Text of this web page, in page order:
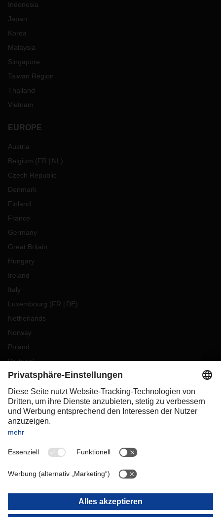
Indonesia
Japan
Korea
Malaysia
Singapore
Taiwan Region
Thailand
Vietnam
EUROPE
Austria
Belgium (FR NL )
Czech Republic
Denmark
Finland
France
Germany
Great Britain
Hungary
Ireland
Italy
Luxembourg (FR DE)
Netherlands
Norway
Poland
Portugal
Romania
Slovakia
Spain
Sweden
Switzerland
OCEANIA